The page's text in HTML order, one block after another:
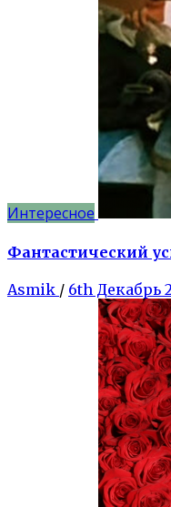
Интересное
Фантастический
Asmik / 6th Декабрь